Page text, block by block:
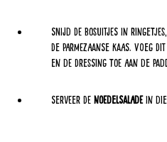
Snijd de bosuitjes in
de Parmezaanse kaas. Voeg
en de dressing toe aan de
Serveer de noedelsaladein